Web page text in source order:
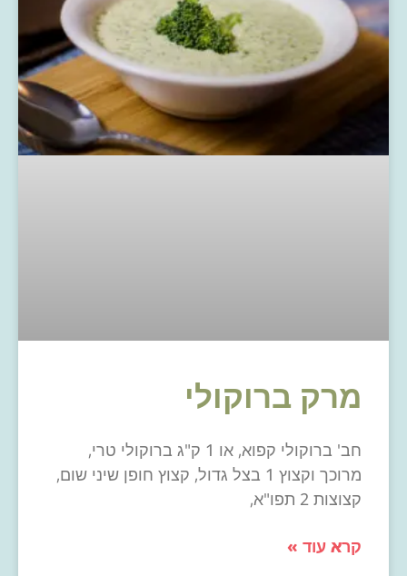
מרק ברוקולי
חב' ברוקולי קפוא, או 1 ק"ג ברוקולי טרי,
מרוכך וקצוץ 1 בצל גדול, קצוץ חופן שיני שום,
קצוצות 2 תפו"א,
קרא עוד »